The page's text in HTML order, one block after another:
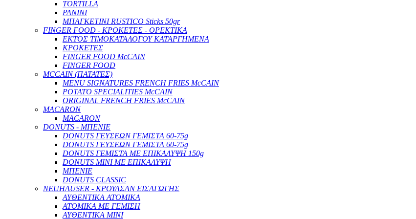
TORTILLA
PANINI
ΜΠΑΓΚΕΤΙΝΙ RUSTICO Sticks 50gr
FINGER FOOD - ΚΡΟΚΕΤΕΣ - ΟΡΕΚΤΙΚΑ
ΕΚΤΟΣ ΤΙΜΟΚΑΤΑΛΟΓΟΥ ΚΑΤΑΡΓΗΜΕΝΑ
ΚΡΟΚΕΤΕΣ
FINGER FOOD McCAIN
FINGER FOOD
MCCAIN (ΠΑΤΑΤΕΣ)
MENU SIGNATURES FRENCH FRIES McCAIN
POTATO SPECIALITIES McCAIN
ORIGINAL FRENCH FRIES McCAIN
MACARON
MACARON
DONUTS - ΜΠΕΝΙΕ
DONUTS ΓΕΥΣΕΩΝ ΓΕΜΙΣΤΑ 60-75g
DONUTS ΓΕΥΣΕΩΝ ΓΕΜΙΣΤΑ 60-75g
DONUTS ΓΕΜΙΣΤΑ ΜΕ ΕΠΙΚΑΛΥΨΗ 150g
DONUTS ΜΙΝΙ ΜΕ ΕΠΙΚΑΛΥΨΗ
ΜΠΕΝΙΕ
DONUTS CLASSIC
NEUHAUSER - ΚΡΟΥΑΣΑΝ ΕΙΣΑΓΩΓΗΣ
ΑΥΘΕΝΤΙΚΑ ΑΤΟΜΙΚΑ
ΑΤΟΜΙΚΑ ΜΕ ΓΕΜΙΣΗ
ΑΥΘΕΝΤΙΚΑ ΜΙΝΙ